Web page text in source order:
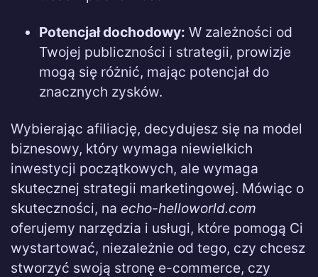
Potencjał dochodowy: W zależności od
Twojej publiczności i strategii, prowizje
mogą się różnić, mając potencjał do
znacznych zysków.
Wybierając afiliację, decydujesz się na model
biznesowy, który wymaga niewielkich
inwestycji początkowych, ale wymaga
skutecznej strategii marketingowej. Mówiąc o
skuteczności, na echo-helloworld.com
oferujemy narzędzia i usługi, które pomogą Ci
wystartować, niezależnie od tego, czy chcesz
stworzyć swoją stronę e-commerce, czy